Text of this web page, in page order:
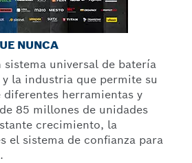
NUNCA
sistema universal de batería
la industria que permite su
herramientas y
85 millones de unidades
crecimiento, la
el sistema de confianza para